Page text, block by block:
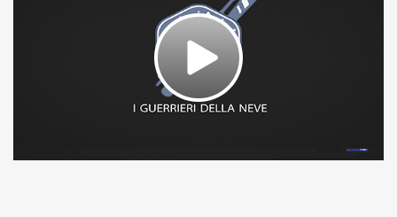
Play
Video